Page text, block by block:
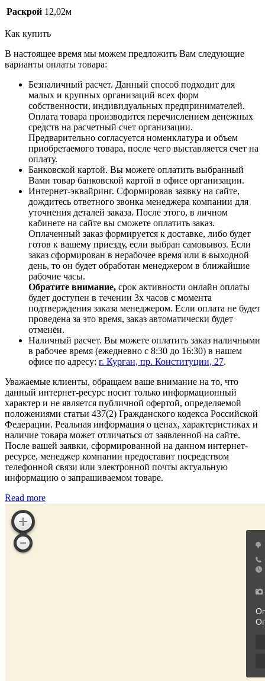
Раскрой 12,02м
Как купить
В настоящее время мы можем предложить Вам следующие
варианты оплаты товара:
Безналичный расчет. Данный способ подходит для
малых и крупных организаций всех форм
собственности, индивидуальных предпринимателей.
Оплата товара производится перечислением денежных
средств на расчетный счет организации.
Предварительно согласуется номенклатура и объем
приобретаемого товара, после чего выставляется счет на
оплату.
Банковской картой. Вы можете оплатить выбранный
Вами товар банковской картой в офисе организации.
Интернет-эквайринг. Сформировав заявку на сайте,
дождитесь ответного звонка менеджера компании для
уточнения деталей заказа. После этого, в личном
кабинете на сайте вы сможете оплатить заказ.
Оплаченный заказ формируется к доставке, либо будет
готов к вашему приезду, если выбран самовывоз. Если
заказ сформирован в нерабочее время или в выходной
день, то он будет обработан менеджером в ближайшие
рабочие часы.
Обратите внимание, срок активности онлайн оплаты
будет доступен в течении 3х часов с момента
подтверждения заказа менеджером. Если оплата не будет
проведена за это время, заказ автоматически будет
отменён.
Наличный расчет. Вы можете оплатить заказ наличными
в рабочее время (ежедневно с 8:30 до 16:30) в нашем
офисе по адресу: г. Курган, пр. Конституции, 27.
Уважаемые клиенты, обращаем ваше внимание на то, что
данный интернет-ресурс носит только информационный
характер и не является публичной офертой, определяемой
положениями статьи 437(2) Гражданского кодекса Российской
Федерации. Реальная информация о ценах, характеристиках и
наличие товара может отличаться от заявленной на сайте.
После вашей заявки, сформированной на данном интернет-
ресурсе, менеджер компании предоставит посредством
телефонной связи или электронной почты актуальную
информацию о запрашиваемом товаре.
Read more